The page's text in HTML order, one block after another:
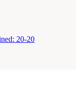
20-20